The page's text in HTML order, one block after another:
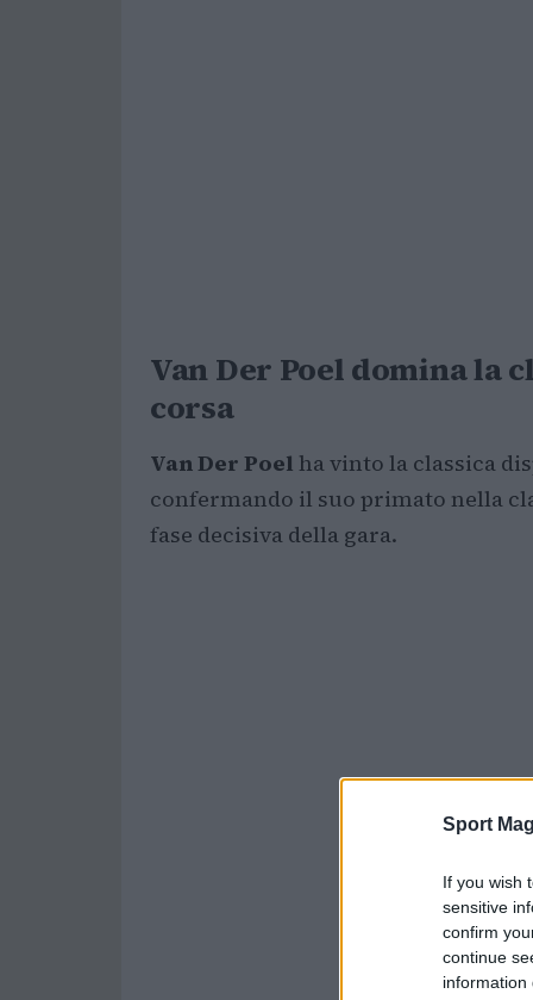
Sport
If you wish
sensitive
confirm
continue
information
Van Der Poel domina la
corsa
Van Der Poel ha vinto la classica
confermando il suo primato nella
fase decisiva della gara.